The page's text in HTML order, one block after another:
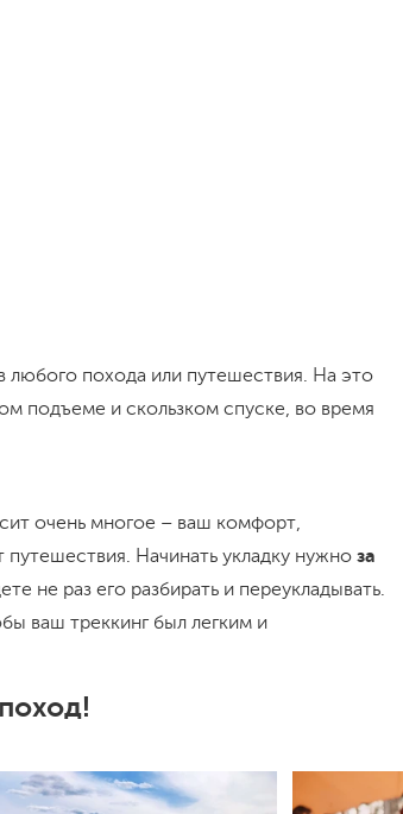
любого похода или путешествия. На это
подъеме и скользком спуске, во время
очень многое – ваш комфорт,
Начинать укладку нужно за
не раз его разбирать и переукладывать.
ваш треккинг был легким и